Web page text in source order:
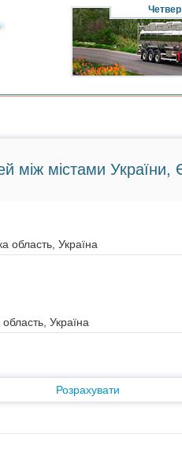
Четвер
між містами України,
Розрахувати